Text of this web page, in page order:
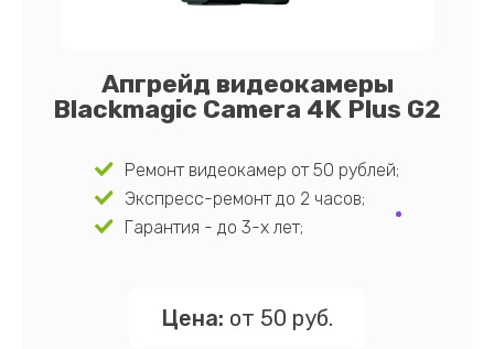
Апгрейд видеокамеры
Blackmagic Camera 4K Plus G2
Ремонт видеокамер от 50 рублей;
Экспресс-ремонт до 2 часов;
Гарантия - до 3-х лет;
Цена: от 50 руб.